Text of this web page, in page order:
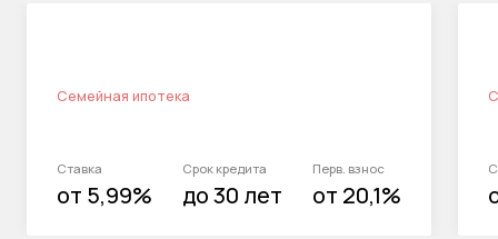
Семейная ипотека
Ставка
от 5,99%
Срок кредита
до 30 лет
Перв. взнос
от 20,1%